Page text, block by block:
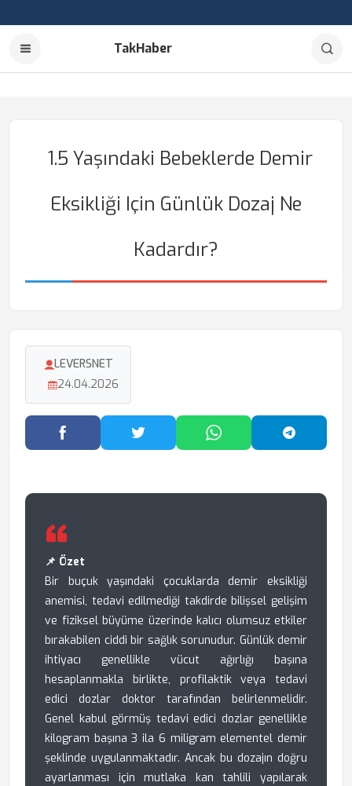
TakHaber
1.5 Yaşındaki Bebeklerde Demir
Eksikliği Için Günlük Dozaj Ne
Kadardır?
LEVERSNET
24.04.2026
Facebook'ta PaylaşTwitter'da PaylaşWhatsApp'ta Paylaş
📌 Özet
Bir buçuk yaşındaki çocuklarda demir eksikliği
anemisi, tedavi edilmediği takdirde bilişsel gelişim
ve fiziksel büyüme üzerinde kalıcı olumsuz etkiler
bırakabilen ciddi bir sağlık sorunudur. Günlük demir
ihtiyacı genellikle vücut ağırlığı başına
hesaplanmakla birlikte, profilaktik veya tedavi
edici dozlar doktor tarafından belirlenmelidir.
Genel kabul görmüş tedavi edici dozlar genellikle
kilogram başına 3 ila 6 miligram elementel demir
şeklinde uygulanmaktadır. Ancak bu dozajın doğru
ayarlanması için mutlaka kan tahlili yapılarak